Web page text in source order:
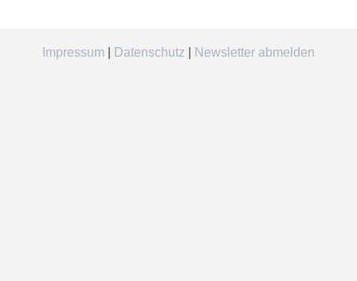
Impressum Datenschutz Newsletter abmelden